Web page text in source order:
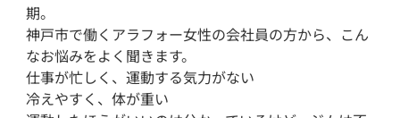
期。
神戸市で働くアラフォー女性の会社員の方から、こん
なお悩みをよく聞きます。
仕事が忙しく、運動する気力がない
冷えやすく、体が重い